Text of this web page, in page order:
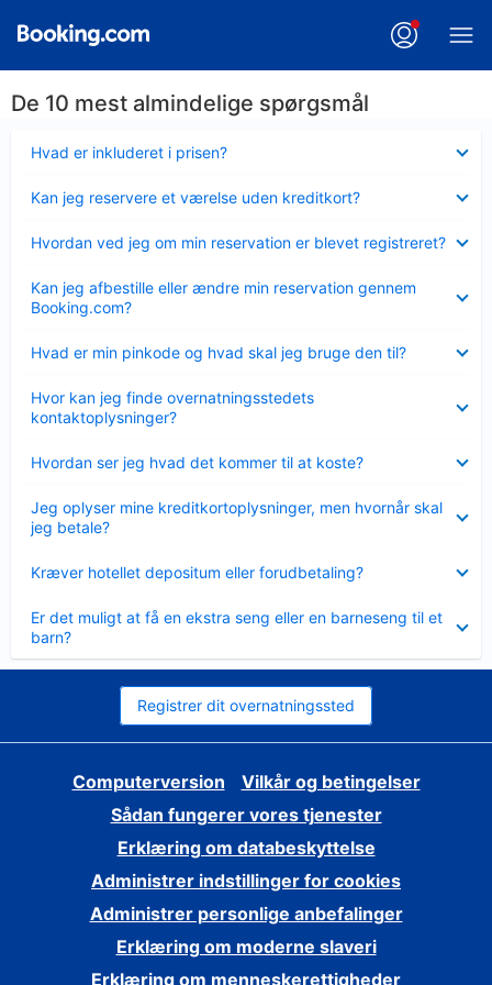
De 10 mest almindelige spørgsmål
Hvad er inkluderet i prisen?
Kan jeg reservere et værelse uden kreditkort?
Hvordan ved jeg om min reservation er blevet registreret?
Kan jeg afbestille eller ændre min reservation gennem
Booking.com?
Hvad er min pinkode og hvad skal jeg bruge den til?
Hvor kan jeg finde overnatningsstedets
kontaktoplysninger?
Hvordan ser jeg hvad det kommer til at koste?
Jeg oplyser mine kreditkortoplysninger, men hvornår skal
jeg betale?
Kræver hotellet depositum eller forudbetaling?
Er det muligt at få en ekstra seng eller en barneseng til et
barn?
Registrer dit overnatningssted
Computerversion
Vilkår og betingelser
Sådan fungerer vores tjenester
Erklæring om databeskyttelse
Administrer indstillinger for cookies
Administrer personlige anbefalinger
Erklæring om moderne slaveri
Erklæring om menneskerettigheder